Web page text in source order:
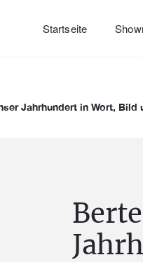
Startseite
Jahrhundert in Wort, Bild